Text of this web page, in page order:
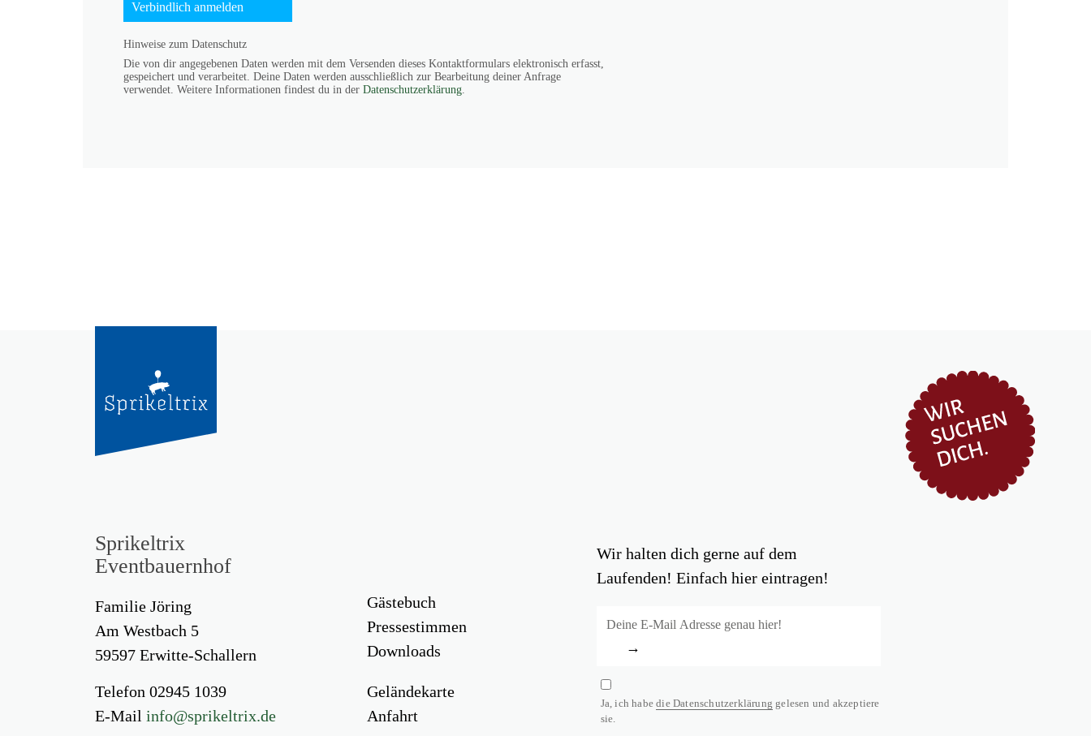
Verbindlich anmelden
Hinweise zum Datenschutz
Die von dir angegebenen Daten werden mit dem Versenden dieses Kontaktformulars elektronisch erfasst,
gespeichert und verarbeitet. Deine Daten werden ausschließlich zur Bearbeitung deiner Anfrage
verwendet. Weitere Informationen findest du in der Datenschutzerklärung.
Sprikeltrix
Eventbauernhof
Familie Jöring
Am Westbach 5
59597 Erwitte-Schallern
Telefon 02945 1039
E-Mail info@sprikeltrix.de
Gästebuch
Pressestimmen
Downloads
Geländekarte
Anfahrt
Wir halten dich gerne auf dem
Laufenden! Einfach hier eintragen!
→
Ja, ich habedie Datenschutzerklärung gelesen und akzeptiere
sie.